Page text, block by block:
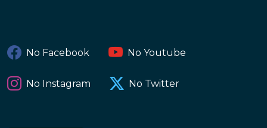
No Facebook No Youtube
No Instagram No Twitter